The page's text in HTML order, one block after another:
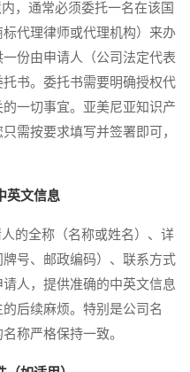
通常必须委托一名在该国
代理律师或代理机构）来办
份由申请人（公司法定代表
书。委托书需要明确授权代
一切事宜。亚美尼亚知识产
需按要求填写并签署即可，
英文信息
的全称（名称或姓名）、详
号、邮政编码）、联系方式
请人，提供准确的中英文信息
后续麻烦。特别是公司名
称严格保持一致。